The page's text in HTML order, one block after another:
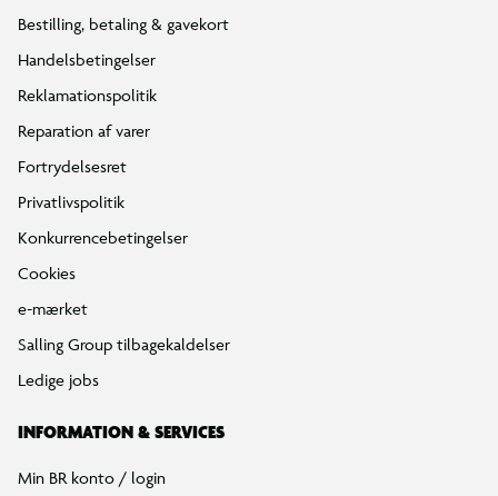
Bestilling, betaling & gavekort
Handelsbetingelser
Reklamationspolitik
Reparation af varer
Fortrydelsesret
Privatlivspolitik
Konkurrencebetingelser
Cookies
e-mærket
Salling Group tilbagekaldelser
Ledige jobs
INFORMATION & SERVICES
Min BR konto / login